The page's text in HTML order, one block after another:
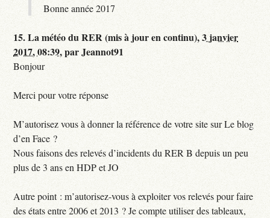
Bonne année 2017
15.La météo du RER (mis à jour en continu),3 janvier
2017, 08:39,parJeannot91
Bonjour
Merci pour votre réponse
M’autorisez vous à donner la référence de votre site sur Le blog
d’en Face ?
Nous faisons des relevés d’incidents du RER B depuis un peu
plus de 3 ans en HDP et JO
Autre point : m’autorisez-vous à exploiter vos relevés pour faire
des états entre 2006 et 2013 ? Je compte utiliser des tableaux,